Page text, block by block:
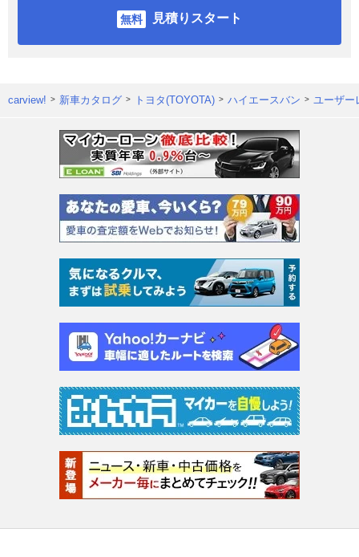
見積りスタート
carview! 新車カタログ トヨタ(TOYOTA) ハイエースバン ユーザー